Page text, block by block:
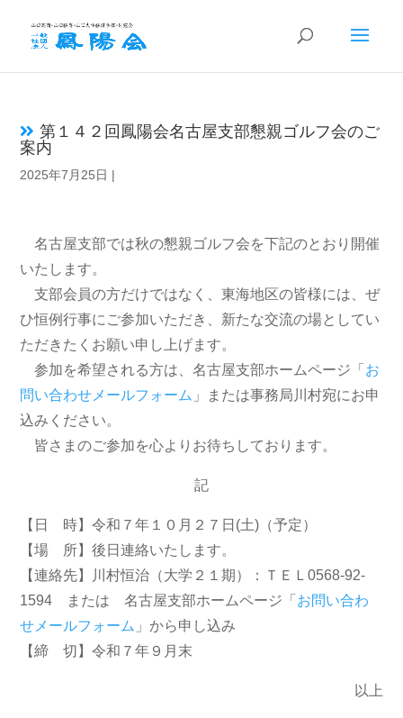
第１４２回鳳陽会名古屋支部懇親ゴルフ会のご
案内
2025年7月25日 |
名古屋支部では秋の懇親ゴルフ会を下記のとおり開催
いたします。
支部会員の方だけではなく、東海地区の皆様には、ぜ
ひ恒例行事にご参加いただき、新たな交流の場としてい
ただきたくお願い申し上げます。
参加を希望される方は、名古屋支部ホームページ「 お
問い合わせメールフォーム 」または事務局川村宛にお申
込みください。
皆さまのご参加を心よりお待ちしております。
記
【日 時】令和７年１０月２７日(土)（予定）
【場 所】後日連絡いたします。
【連絡先】川村恒治（大学２１期）：ＴＥＬ0568-92-
1594 または 名古屋支部ホームページ「 お問い合わ
せメールフォーム 」から申し込み
【締 切】令和７年９月末
以上